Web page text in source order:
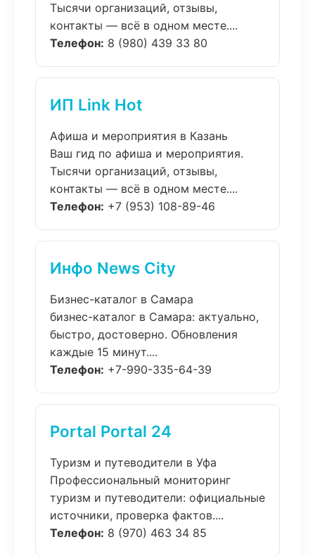
Тысячи организаций, отзывы,
контакты — всё в одном месте....
Телефон: 8 (980) 439 33 80
ИП Link Hot
Афиша и мероприятия в Казань
Ваш гид по афиша и мероприятия.
Тысячи организаций, отзывы,
контакты — всё в одном месте....
Телефон: +7 (953) 108-89-46
Инфо News City
Бизнес-каталог в Самара
бизнес-каталог в Самара: актуально,
быстро, достоверно. Обновления
каждые 15 минут....
Телефон: +7-990-335-64-39
Portal Portal 24
Туризм и путеводители в Уфа
Профессиональный мониторинг
туризм и путеводители: официальные
источники, проверка фактов....
Телефон: 8 (970) 463 34 85